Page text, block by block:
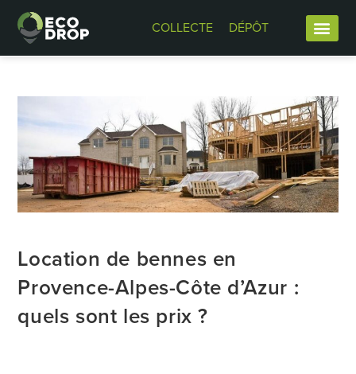
COLLECTE DÉPÔT
Location de bennes en
Provence-Alpes-Côte d’Azur :
quels sont les prix ?